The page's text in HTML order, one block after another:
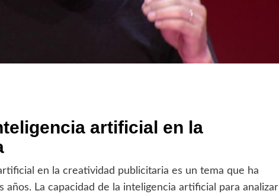
artificial en la
en la creatividad publicitaria es un tema que ha
La capacidad de la inteligencia artificial para analizar